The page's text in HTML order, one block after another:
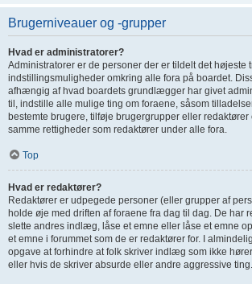
Brugerniveauer og -grupper
Hvad er administratorer?
Administratorer er de personer der er tildelt det højeste
indstillingsmuligheder omkring alle fora på boardet.
afhængig af hvad boardets grundlægger har givet
til, indstille alle mulige ting om foraene, såsom
bestemte brugere, tilføje brugergrupper eller redaktører
samme rettigheder som redaktører under alle fora.
Top
Hvad er redaktører?
Redaktører er udpegede personer (eller grupper af
holde øje med driften af foraene fra dag til dag. De har
slette andres indlæg, låse et emne eller låse et emne
et emne i forummet som de er redaktører for. I
opgave at forhindre at folk skriver indlæg som ikke
eller hvis de skriver absurde eller andre aggressive ting.